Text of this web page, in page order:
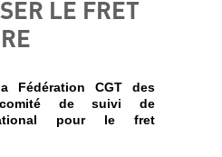
LE FRET
Fédération CGT des
de suivi de
pour le fret